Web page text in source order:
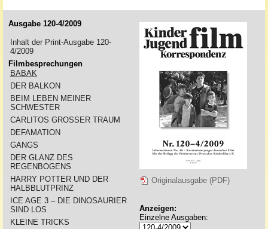
Ausgabe 120-4/2009
Inhalt der Print-Ausgabe 120-
4/2009
Filmbesprechungen
BABAK
DER BALKON
BEIM LEBEN MEINER
SCHWESTER
CARLITOS GROSSER TRAUM
DEFAMATION
GANGS
DER GLANZ DES
REGENBOGENS
HARRY POTTER UND DER
HALBBLUTPRINZ
ICE AGE 3 – DIE DINOSAURIER
SIND LOS
KLEINE TRICKS
Originalausgabe (PDF)
Anzeigen:
Einzelne Ausgaben: